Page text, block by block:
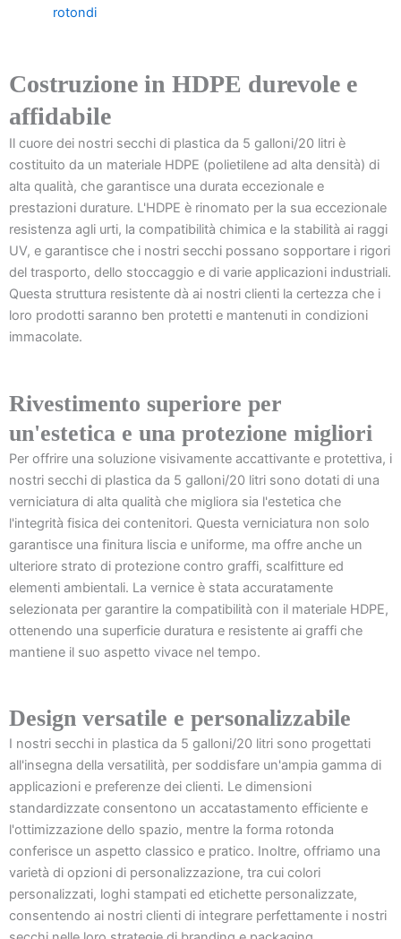
rotondi
Costruzione in HDPE durevole e
affidabile
Il cuore dei nostri secchi di plastica da 5 galloni/20 litri è
costituito da un materiale HDPE (polietilene ad alta densità) di
alta qualità, che garantisce una durata eccezionale e
prestazioni durature. L'HDPE è rinomato per la sua eccezionale
resistenza agli urti, la compatibilità chimica e la stabilità ai raggi
UV, e garantisce che i nostri secchi possano sopportare i rigori
del trasporto, dello stoccaggio e di varie applicazioni industriali.
Questa struttura resistente dà ai nostri clienti la certezza che i
loro prodotti saranno ben protetti e mantenuti in condizioni
immacolate.
Rivestimento superiore per
un'estetica e una protezione migliori
Per offrire una soluzione visivamente accattivante e protettiva, i
nostri secchi di plastica da 5 galloni/20 litri sono dotati di una
verniciatura di alta qualità che migliora sia l'estetica che
l'integrità fisica dei contenitori. Questa verniciatura non solo
garantisce una finitura liscia e uniforme, ma offre anche un
ulteriore strato di protezione contro graffi, scalfitture ed
elementi ambientali. La vernice è stata accuratamente
selezionata per garantire la compatibilità con il materiale HDPE,
ottenendo una superficie duratura e resistente ai graffi che
mantiene il suo aspetto vivace nel tempo.
Design versatile e personalizzabile
I nostri secchi in plastica da 5 galloni/20 litri sono progettati
all'insegna della versatilità, per soddisfare un'ampia gamma di
applicazioni e preferenze dei clienti. Le dimensioni
standardizzate consentono un accatastamento efficiente e
l'ottimizzazione dello spazio, mentre la forma rotonda
conferisce un aspetto classico e pratico. Inoltre, offriamo una
varietà di opzioni di personalizzazione, tra cui colori
personalizzati, loghi stampati ed etichette personalizzate,
consentendo ai nostri clienti di integrare perfettamente i nostri